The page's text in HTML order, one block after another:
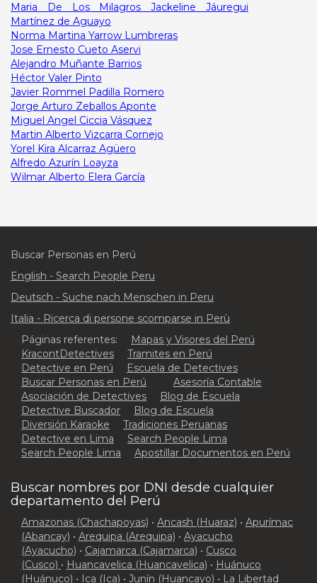
Maria De Los Milagros Jackeline Jáuregui
Martínez de Aguayo
Norma Martina Yarrow Lumbreras
Jose Ernesto Cueto Aservi
Alejandro Muñante Barrios
Héctor Valer Pinto
Javier Rommel Padilla Romero
Jorge Arturo Zeballos Aponte
Miguel Angel Ciccia Vásquez
Martin Alberto Vizcarra Cornejo
Yorel Kira Alcarraz Agüero
Alfredo Azurín Loayza
Wilmar Alberto Elera García
Buscar Personas en Perú
English - Search People Peru
Deutsch - Suche nach Menschen in Peru
Italia - Ricerca di persone scomparse in Perù
Páginas referentes:
Mapas y Visores del Perú
KracontDetectives
Tramites en Perú
Detective en Perú
Escuela de Detectives
Buscar Personas en Perú
Asesoría Contable
Asociación de Detectives
Blog de Escuela
Detective Buscador
Blog de Escuela
Diversión Karaoke
Tradiciones Peruanas
Detective en Lima
Search People Lima
Search People Lima
Apostillar Documentos en Perú
Buscar nombres por DNI desde cualquier
departamento del Perú
Amazonas (Chachapoyas) • Ancash (Huaraz) • Apurímac
(Abancay) • Arequipa (Arequipa) • Ayacucho
(Ayacucho) • Cajamarca (Cajamarca) • Cusco
(Cusco) • Huancavelica (Huancavelica) • Huánuco
(Huánuco) • Ica (Ica) • Junín (Huancayo) • La Libertad